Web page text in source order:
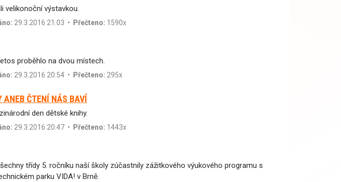
velikonoční výstavkou.
29.3.2016 21:03 • Přečteno: 1590x
proběhlo na dvou místech.
29.3.2016 20:54 • Přečteno: 295x
ANEB ČTENÍ NÁS BAVÍ
den dětské knihy.
29.3.2016 20:47 • Přečteno: 1443x
třídy 5. ročníku naší školy zúčastnily zážitkového výukového programu s
parku VIDA! v Brně.